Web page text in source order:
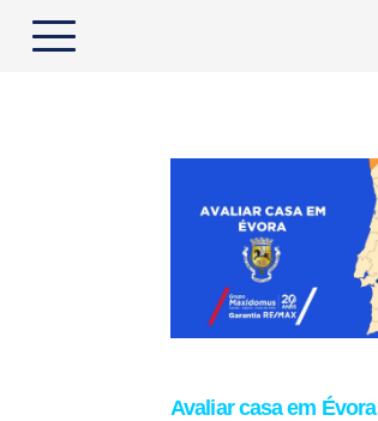
Avaliar casa em Évora